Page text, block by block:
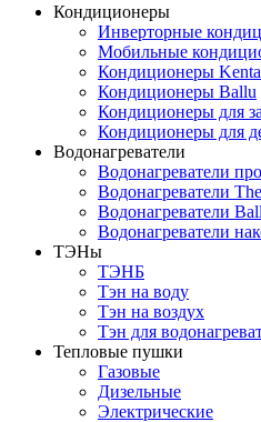
Кондиционеры
Инверторные
Мобильные
Кондиционеры
Кондиционеры Ballu
Кондиционеры для
Кондиционеры для
Водонагреватели
Водонагреватели
Водонагреватели
Водонагреватели
Водонагреватели
ТЭНы
ТЭНБ
Тэн на воду
Тэн на воздух
Тэн для
Тепловые пушки
Газовые
Дизельные
Электрические